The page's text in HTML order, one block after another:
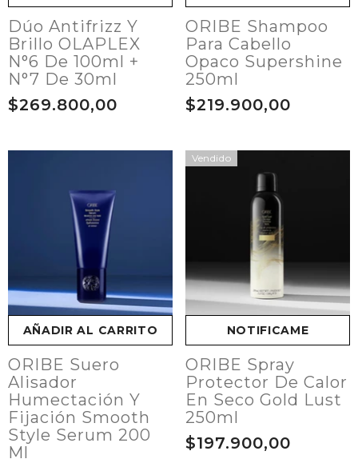
Dúo Antifrizz Y
Brillo OLAPLEX
N°6 De 100ml +
N°7 De 30ml
$269.800,00
ORIBE Shampoo
Para Cabello
Opaco Supershine
250ml
$219.900,00
AÑADIR AL CARRITO
ORIBE Suero
Alisador
Humectación Y
Fijación Smooth
Style Serum 200
Ml
Vendido
NOTIFICAME
ORIBE Spray
Protector De Calor
En Seco Gold Lust
250ml
$197.900,00